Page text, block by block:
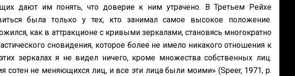
дают им понять, что доверие к ним утрачено. В Третьем Рейхе
была только у тех, кто занимал самое высокое положение.
как в аттракционе с кривыми зеркалами, становясь многократно
сновидения, которое более не имело никакого отношения к
зеркалах я не видел ничего, кроме множества собственных лиц.
сотен не меняющихся лиц, и все эти лица были моими» (Speer, 1971, р.